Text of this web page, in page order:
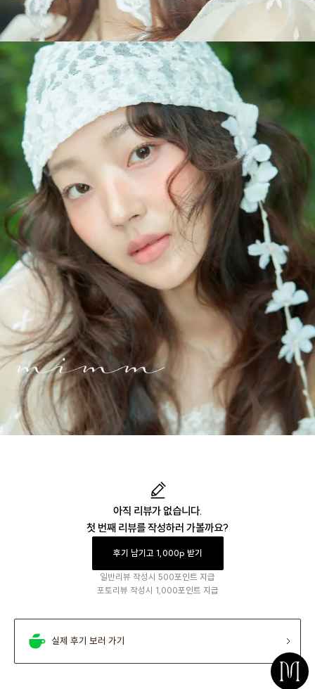
아직 리뷰가 없습니다.
첫 번째 리뷰를 작성하러 가볼까요?
후기 남기고 1,000p 받기
일반리뷰 작성시 500포인트 지급
포토리뷰 작성시 1,000포인트 지급
실제 후기 보러 가기